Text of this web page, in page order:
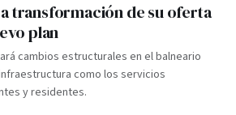
transformación de su oferta
plan
cambios estructurales en el balneario
como los servicios
y residentes.